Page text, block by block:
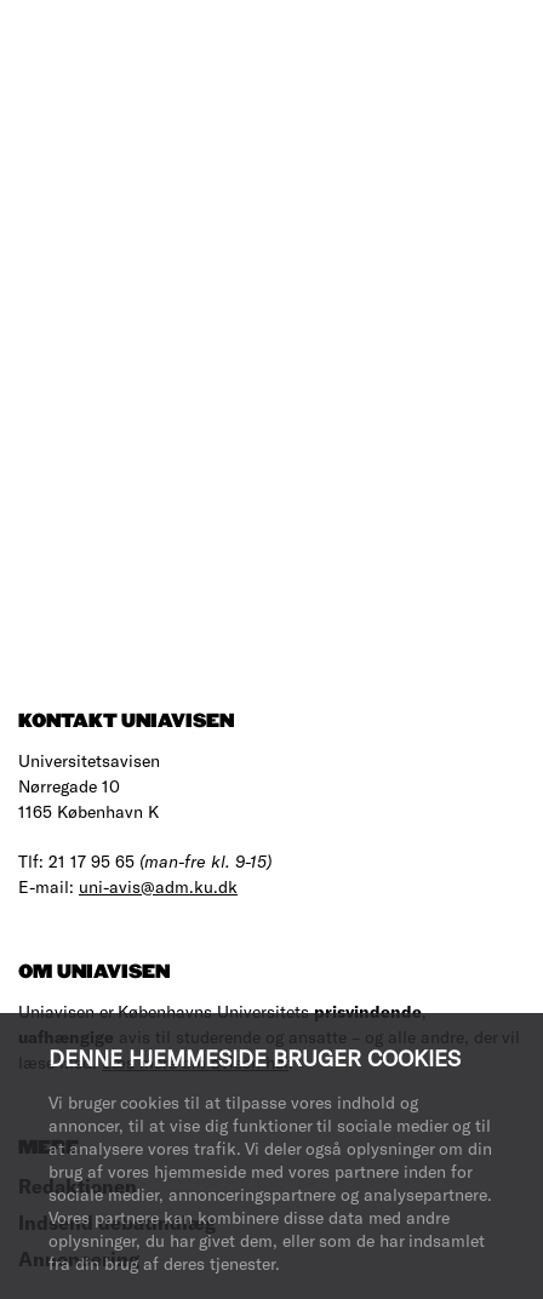
DENNE HJEMMESIDE BRUGER COOKIES
Vi bruger cookies til at tilpasse vores indhold og
annoncer, til at vise dig funktioner til sociale medier og til
at analysere vores trafik. Vi deler også oplysninger om din
brug af vores hjemmeside med vores partnere inden for
sociale medier, annonceringspartnere og analysepartnere.
Vores partnere kan kombinere disse data med andre
oplysninger, du har givet dem, eller som de har indsamlet
fra din brug af deres tjenester.
KONTAKT UNIAVISEN
Universitetsavisen
Nørregade 10
1165 København K
Tlf: 21 17 95 65 (man-fre kl. 9-15)
E-mail: uni-avis@adm.ku.dk
OM UNIAVISEN
Uniavisen er Københavns Universitetsprisvindende,
uafhængige avis til studerende og ansatte – og alle andre, der vil
læse med.Læs mere om avisen her.
MERE
Redaktionen
Indsend debatindlæg
Annoncering